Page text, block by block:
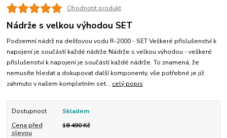
Ohodnotit produkt
Nádrže s velkou výhodou SET
Podzemní nádrž na dešťovou vodu R-2000 - SET Veškeré příslušenství k
napojení je součástí každé nádrže Nádrže s velkou výhodou - veškeré
příslušenství k napojení je součástí každé nádrže. To znamená, že
nemusíte hledat a dokupovat další komponenty, vše potřebné je již
zahrnuto v našem kompletním set... celý popis
Dostupnost
Skladem
Cena před
slevou
18 490 Kč